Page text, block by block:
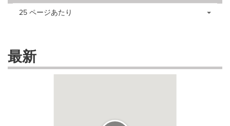
Making
these
dropdown
will
Items per page:
25 ページあたり
最新